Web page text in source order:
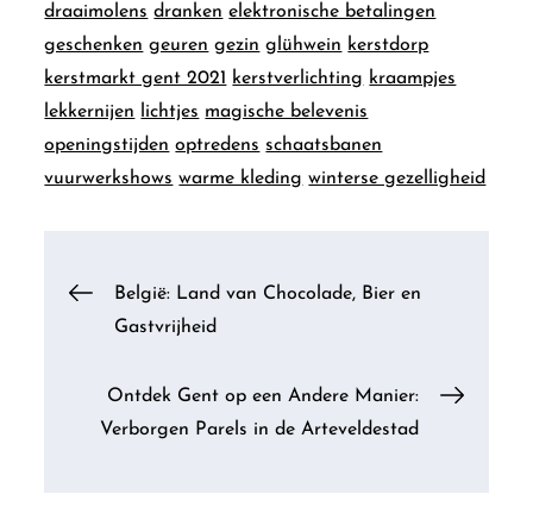
draaimolens dranken elektronische betalingen
geschenken geuren gezin glühwein kerstdorp
kerstmarkt gent 2021
kerstverlichting kraampjes
lekkernijen
lichtjes magische belevenis
openingstijden optredens schaatsbanen
vuurwerkshows warme kleding winterse gezelligheid
Berichtnavigatie
België: Land van Chocolade, Bier en
Gastvrijheid
Ontdek Gent op een Andere Manier:
Verborgen Parels in de Arteveldestad